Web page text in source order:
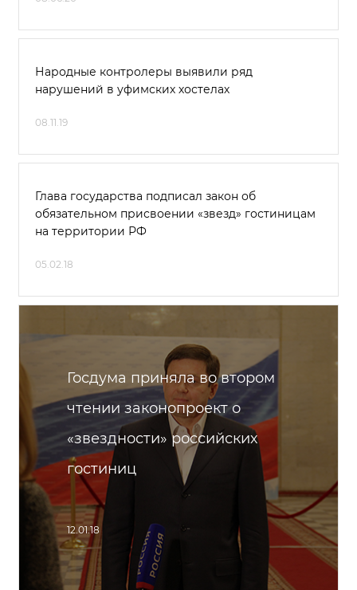
Народные контролеры выявили ряд
нарушений в уфимских хостелах
08.11.19
Глава государства подписал закон об
обязательном присвоении «звезд» гостиницам
на территории РФ
05.02.18
Госдума приняла во втором
чтении законопроект о
«звездности» российских
гостиниц
12.01.18